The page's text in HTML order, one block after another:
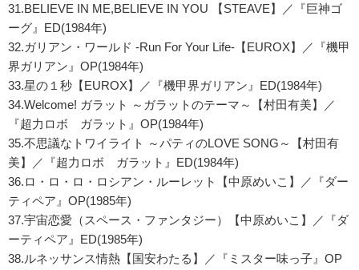
31.BELIEVE IN ME,BELIEVE IN YOU 【STEAVE】／『巨神ゴ
ーグ』ED(1984年)
32.ガリアン・ワールド -Run For Your Life-【EUROX】／『機甲
界ガリアン』OP(1984年)
33.星の１秒【EUROX】／『機甲界ガリアン』ED(1984年)
34.Welcome! ガラット ～ガラットのテーマ～【村田有美】／
『超力ロボ ガラット』OP(1984年)
35.不思議なトワイライト ～パティのLOVE SONG～【村田有
美】／『超力ロボ ガラット』ED(1984年)
36.ロ・ロ・ロ・ロシアン・ルーレット【中原めいこ】／『ダー
ティペア』OP(1985年)
37.宇宙恋愛（スペース・ファンタジー）【中原めいこ】／『ダ
ーティペア』ED(1985年)
38.ルネッサンス情熱【国安わたる】／『ミスター味っ子』OP